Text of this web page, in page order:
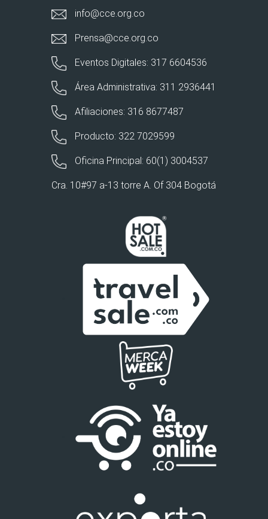
info@cce.org.co
Prensa@cce.org.co
Eventos Digitales: 317 6604536
Área Administrativa: 311 2936441
Afiliaciones: 316 8677487
Producto: 322 7029599
Oficina Principal: 60(1) 3004537
Cra. 10#97 a-13 torre A. Of 304 Bogotá